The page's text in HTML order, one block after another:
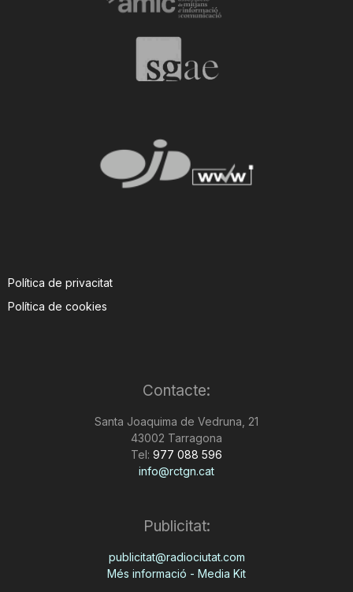
Política de privacitat
Política de cookies
Contacte:
Santa Joaquima de Vedruna, 21
43002 Tarragona
Tel: 977 088 596
info@rctgn.cat
Publicitat:
publicitat@radiociutat.com
Més informació - Media Kit